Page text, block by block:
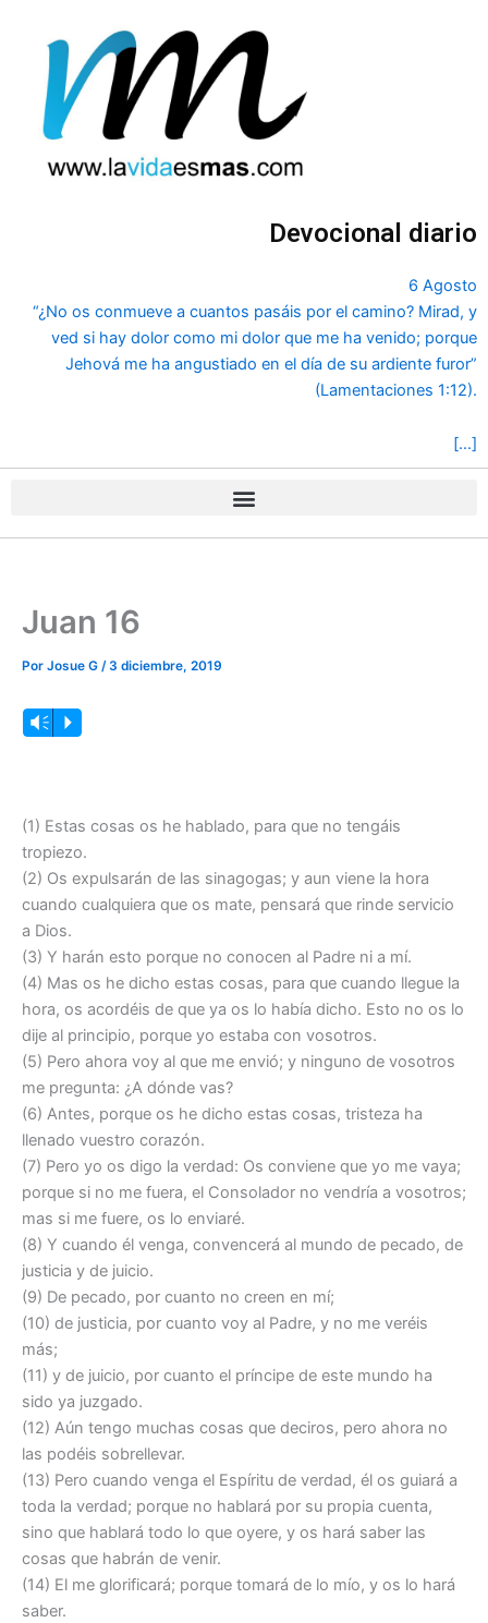
contenido
Devocional diario
6 Agosto
“¿No os conmueve a cuantos pasáis por el camino? Mirad, y
ved si hay dolor como mi dolor que me ha venido; porque
Jehová me ha angustiado en el día de su ardiente furor”
(Lamentaciones 1:12).
[…]
Juan 16
Por Josue G /3 diciembre, 2019
Reproductor
Vm P
(1) Estas cosas os he hablado, para que no tengáis
tropiezo.
(2) Os expulsarán de las sinagogas; y aun viene la hora
cuando cualquiera que os mate, pensará que rinde servicio
a Dios.
(3) Y harán esto porque no conocen al Padre ni a mí.
(4) Mas os he dicho estas cosas, para que cuando llegue la
hora, os acordéis de que ya os lo había dicho. Esto no os lo
dije al principio, porque yo estaba con vosotros.
(5) Pero ahora voy al que me envió; y ninguno de vosotros
me pregunta: ¿A dónde vas?
(6) Antes, porque os he dicho estas cosas, tristeza ha
llenado vuestro corazón.
(7) Pero yo os digo la verdad: Os conviene que yo me vaya;
porque si no me fuera, el Consolador no vendría a vosotros;
mas si me fuere, os lo enviaré.
(8) Y cuando él venga, convencerá al mundo de pecado, de
justicia y de juicio.
(9) De pecado, por cuanto no creen en mí;
(10) de justicia, por cuanto voy al Padre, y no me veréis
más;
(11) y de juicio, por cuanto el príncipe de este mundo ha
sido ya juzgado.
(12) Aún tengo muchas cosas que deciros, pero ahora no
las podéis sobrellevar.
(13) Pero cuando venga el Espíritu de verdad, él os guiará a
toda la verdad; porque no hablará por su propia cuenta,
sino que hablará todo lo que oyere, y os hará saber las
cosas que habrán de venir.
(14) El me glorificará; porque tomará de lo mío, y os lo hará
saber.